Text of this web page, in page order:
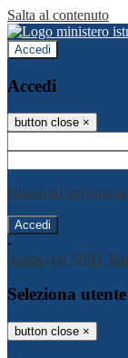
Salta al contenuto
Accedi
Accedi
button close ×
Password
-
Entra con SPID
Seleziona utente
button close ×